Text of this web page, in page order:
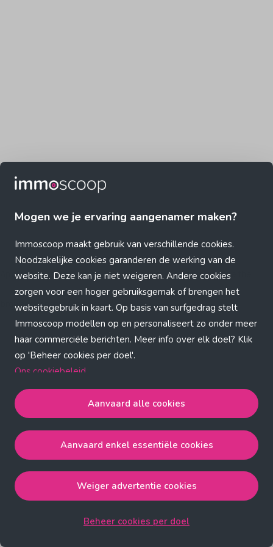
Mogen we je ervaring aangenamer maken?
Immoscoop maakt gebruik van verschillende cookies.
Noodzakelijke cookies garanderen de werking van de
website. Deze kan je niet weigeren. Andere cookies
zorgen voor een hoger gebruiksgemak of brengen het
websitegebruik in kaart. Op basis van surfgedrag stelt
Immoscoop modellen op en personaliseert zo onder meer
haar commerciële berichten. Meer info over elk doel? Klik
op 'Beheer cookies per doel'.
Ons cookiebeleid
Aanvaard alle cookiesgaat akkoord met de strict
noodzakelijke, analytische, functionele en advertentie
cookies.
de strict noodzakelijke cookies.
Weiger advertentie cookiesgaat akkoord met de strict
Aanvaard alle cookies
Aanvaard enkel essentiële cookies
Weiger advertentie cookies
Beheer cookies per doel
Application error: a client-side exception has occurred (see the
browser console for more information)